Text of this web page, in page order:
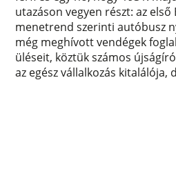
utazáson vegyen részt: az első
menetrend szerinti autóbusz
még meghívott vendégek
üléseit, köztük számos
az egész vállalkozás kitalálója,